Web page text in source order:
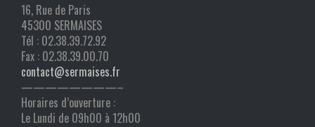
16, Rue de Paris
45300 SERMAISES
Tél : 02.38.39.72.92
Fax : 02.38.39.00.70
contact@sermaises.fr
————————–
Horaires d’ouverture :
Le Lundi de 09h00 à 12h00